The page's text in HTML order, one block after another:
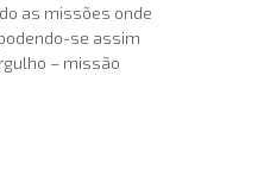
as missões onde
se assim
– missão